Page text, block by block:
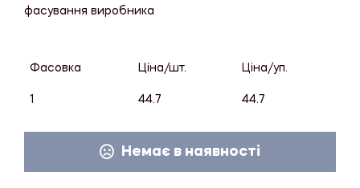
фасування виробника
Фасовка Ціна/шт. Ціна/уп.
1 44.7 44.7
Немає в наявності